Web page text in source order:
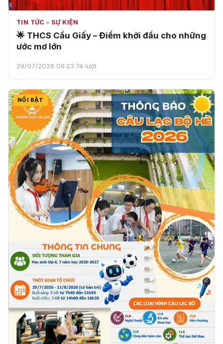
TIN TỨC - SỰ KIỆN
🌟 THCS Cầu Giấy – Điểm khởi đầu cho những
ước mơ lớn
29/07/2026 09:23·74 lượt
NỔI BẬT